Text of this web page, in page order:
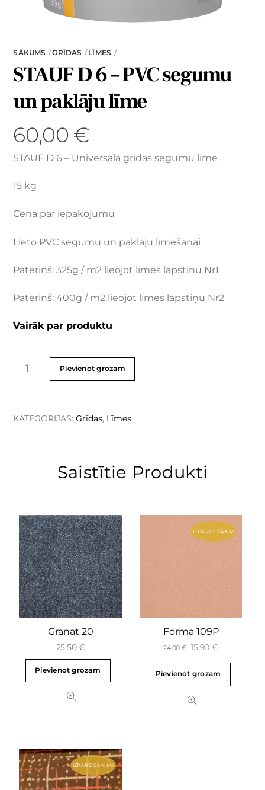
SĀKUMS GRĪDAS LĪMES
STAUF D 6 – PVC segumu
un paklāju līme
60,00 €
STAUF D 6 – Universālā grīdas segumu līme
15 kg
Cena par iepakojumu
Lieto PVC segumu un paklāju līmēšanai
Patēriņš: 325g / m2 lieojot līmes lāpstiņu Nr1
Patēriņš: 400g / m2 lieojot līmes lāpstiņu Nr2
Vairāk par produktu
Pievienot grozam
KATEGORIJAS:Grīdas, Līmes
Saistītie Produkti
Granat 20
25,50€
Pievienot grozam
IZPĀRDOŠANA!
Forma 109P
24,00€ 15,90 €
Pievienot grozam
IZPĀRDOŠANA!